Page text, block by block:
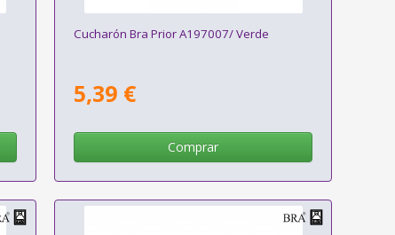
Cucharón Bra Prior A197007/ Verde
5,39 €
Comprar